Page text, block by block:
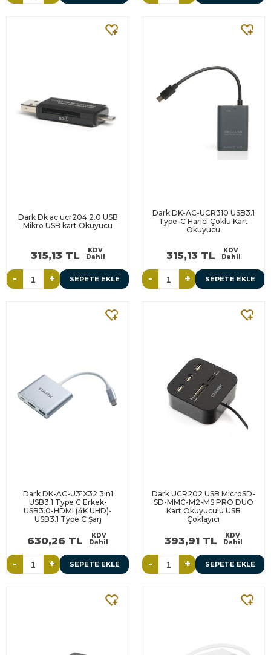
Dark Dk ac ucr204 2.0 USB
Mikro USB kart Okuyucu
315,13 TL
KDV
Dahil
- + SEPETE EKLE
Dark DK-AC-UCR310 USB3.1
Type-C Harici Çoklu Kart
Okuyucu
315,13 TL
KDV
Dahil
- + SEPETE EKLE
Dark DK-AC-U31X32 3in1
USB3.1 Type C Erkek-
USB3.0-HDMI (4K UHD)-
USB3.1 Type C Şarj
630,26 TL
KDV
Dahil
- + SEPETE EKLE
Dark UCR202 USB MicroSD-
SD-MMC-M2-MS PRO DUO
Kart Okuyuculu USB
Çoklayıcı
393,91 TL
KDV
Dahil
- + SEPETE EKLE